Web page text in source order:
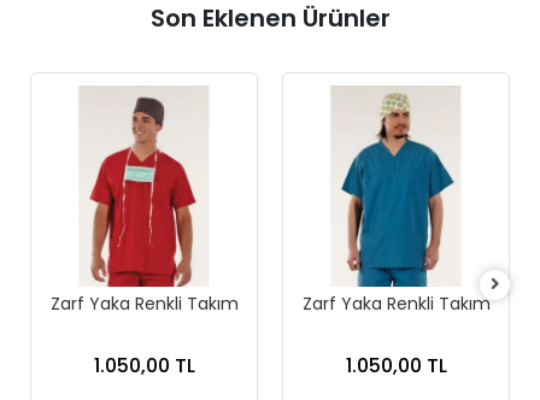
Son Eklenen Ürünler
Zarf Yaka Renkli Takım
1.050,00 TL
Zarf Yaka Renkli Takım
1.050,00 TL